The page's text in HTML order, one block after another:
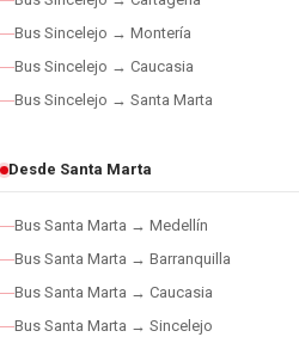
Bus Sincelejo → Montería
Bus Sincelejo → Caucasia
Bus Sincelejo → Santa Marta
Desde Santa Marta
Bus Santa Marta → Medellín
Bus Santa Marta → Barranquilla
Bus Santa Marta → Caucasia
Bus Santa Marta → Sincelejo